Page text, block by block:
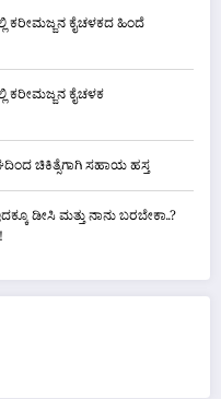
ಕರೀಮಜ್ಜನ ಕೈಚಳಕದ ಹಿಂದೆ
ಕರೀಮಜ್ಜನ ಕೈಚಳಕ
ಚಿಕಿತ್ಸೆಗಾಗಿ ಸಹಾಯ ಹಸ್ತ
ಡೀಸಿ ಮತ್ತು ನಾನು ಬರಬೇಕಾ..?